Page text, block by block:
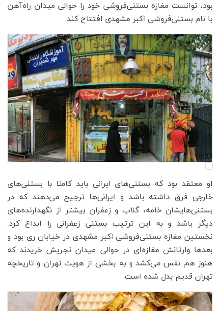
بود، توانست مغازه بستنی‌فروشی خود را ‌حوالی میدان راه‌آهن
با نام بستنی‌فروشی اکبر مشهدی افتتاح کند.
او معتقد بود که بستنی‌های ایرانی باید کاملا با بستنی‌های
خارجی فرق داشته باشد و ایرانی‌ها ترجیح می‌دهند که در
بستنی‌هایشان خامه، گلاب و زعفران بیشتر از نگهدارنده‌های
دیگر باشد و به این ترتیب بستنی زعفرانی را ابداع کرد.
نخستین مغازه بستنی‌فروشی اکبر مشهدی در خیابان ری بود و
بعدها وارثانش مغازه‌ای در حوالی میدان تجریش خریدند که
هنوز هم نفس می‌کشد و به بخشی از هویت تهران و تاریخچه
تهران قدیم بدل شده است.